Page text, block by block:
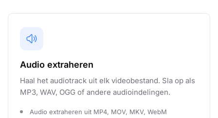
Audio extraheren
Haal het audiotrack uit elk videobestand. Sla op als
MP3, WAV, OGG of andere audioindelingen.
Audio extraheren uit MP4, MOV, MKV, WebM